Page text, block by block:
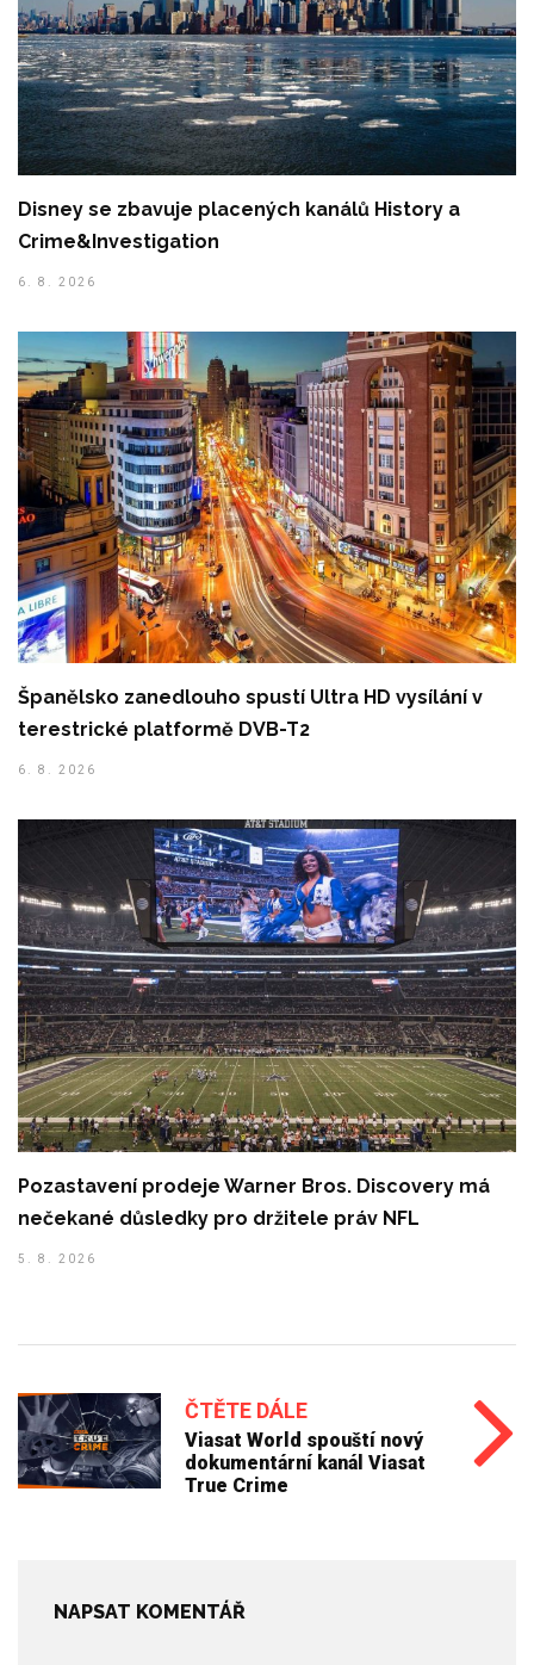
Disney se zbavuje placených kanálů History a
Crime&Investigation
6. 8. 2026
Španělsko zanedlouho spustí Ultra HD vysílání v
terestrické platformě DVB-T2
6. 8. 2026
Pozastavení prodeje Warner Bros. Discovery má
nečekané důsledky pro držitele práv NFL
5. 8. 2026
ČTĚTE DÁLE
Viasat World spouští nový
dokumentární kanál Viasat
True Crime
NAPSAT KOMENTÁŘ